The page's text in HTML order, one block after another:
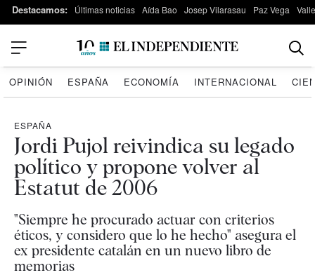
Destacamos: Últimas noticias Aída Bao Josep Vilarasau Paz Vega
OPINIÓN ESPAÑA ECONOMÍA INTERNACIONAL
ESPAÑA
Jordi Pujol reivindica su legado
político y propone volver al
Estatut de 2006
"Siempre he procurado actuar con criterios
éticos, y considero que lo he hecho" asegura el
ex presidente catalán en un nuevo libro de
memorias